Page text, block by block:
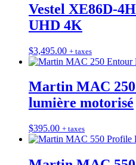
Vestel XE86D-
UHD 4K
$3,495.00 + taxes
Martin MAC
lumière motorisé
$395.00 + taxes